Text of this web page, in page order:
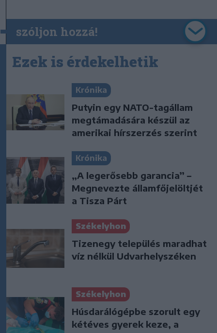
szóljon hozzá!
Ezek is érdekelhetik
Krónika
Putyin egy NATO-tagállam
megtámadására készül az
amerikai hírszerzés szerint
Krónika
„A legerősebb garancia” –
Megnevezte államfőjelöltjét
a Tisza Párt
Székelyhon
Tizenegy település maradhat
víz nélkül Udvarhelyszéken
Székelyhon
Húsdarálógépbe szorult egy
kétéves gyerek keze, a